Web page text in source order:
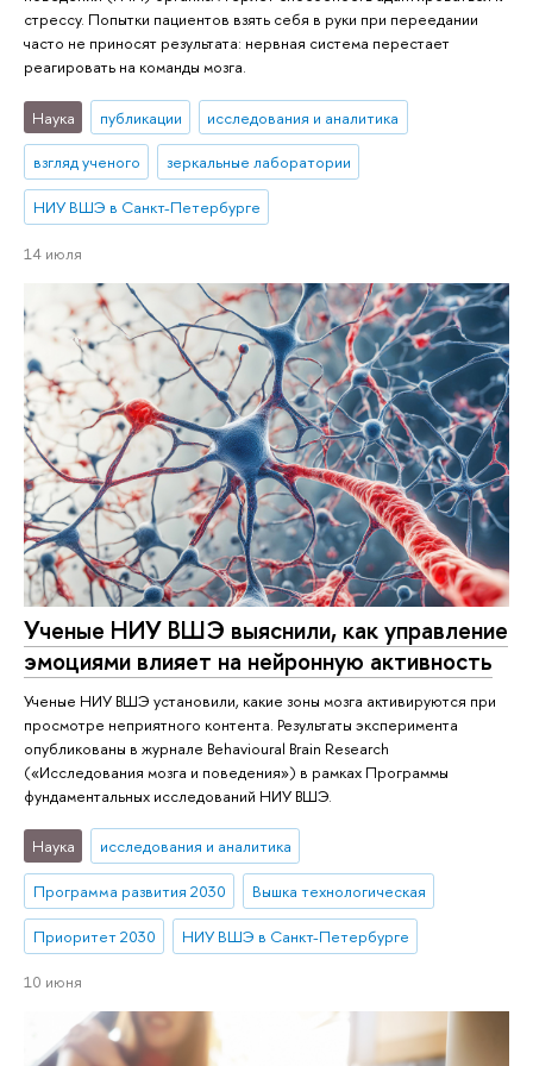
стрессу. Попытки пациентов взять себя в руки при переедании
часто не приносят результата: нервная система перестает
реагировать на команды мозга.
Наука публикации исследования и аналитика
взгляд ученого зеркальные лаборатории
НИУ ВШЭ в Санкт-Петербурге
14 июля
Ученые НИУ ВШЭ выяснили, как управление
эмоциями влияет на нейронную активность
Ученые НИУ ВШЭ установили, какие зоны мозга активируются при
просмотре неприятного контента. Результаты эксперимента
опубликованы в журнале Behavioural Brain Research
(«Исследования мозга и поведения») в рамках Программы
фундаментальных исследований НИУ ВШЭ.
Наука исследования и аналитика
Программа развития 2030 Вышка технологическая
Приоритет 2030 НИУ ВШЭ в Санкт-Петербурге
10 июня